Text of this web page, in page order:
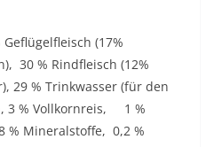
(17%
30 % Rindfleisch (12%
29 % Trinkwasser (für den
3 % Vollkornreis, 1 %
% Mineralstoffe, 0,2 %